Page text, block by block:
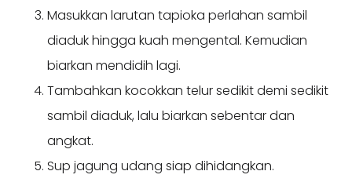
Masukkan larutan tapioka perlahan sambil
diaduk hingga kuah mengental. Kemudian
biarkan mendidih lagi.
Tambahkan kocokkan telur sedikit demi sedikit
sambil diaduk, lalu biarkan sebentar dan
angkat.
Sup jagung udang siap dihidangkan.